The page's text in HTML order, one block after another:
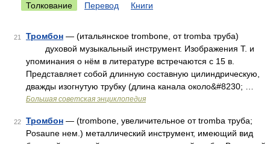
Толкование Перевод Книги
21 Тромбон — (итальянское trombone, от tromba труба)
духовой музыкальный инструмент. Изображения Т. и
упоминания о нём в литературе встречаются с 15 в.
Представляет собой длинную составную цилиндрическую,
дважды изогнутую трубку (длина канала около&#8230; …
Большая советская энциклопедия
22 Тромбон — (trombone, увеличительное от tromba труба;
Posaune нем.) металлический инструмент, имеющий вид